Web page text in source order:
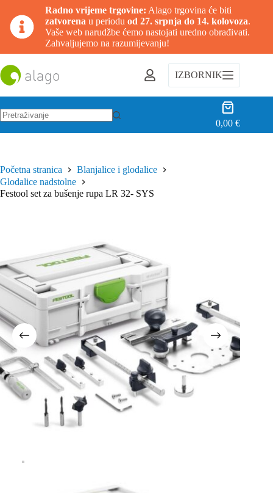
Radno vrijeme trgovine: Alago trgovina će biti
zatvorena u periodu od 27. srpnja do 14. kolovoza.
Vaše web narudžbe ćemo nastojati uredno obrađivati.
Zahvaljujemo na razumijevanju!
na
sadržaj
IZBORNIK
Košarica
0,00€
Početna stranica
Blanjalice i glodalice
Glodalice nadstolne
Festool set za bušenje rupa LR 32- SYS